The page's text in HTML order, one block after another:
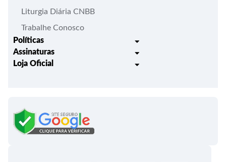
Liturgia Diária CNBB
Trabalhe Conosco
Políticas
Trocas e Devoluções
Assinaturas
Liturgia Igreja em Oração
Roteiros Homiléticos
Folhetos e Partituras
Loja Oficial
Bíblias - Tradução Oficial
Campanha da Fraternidade